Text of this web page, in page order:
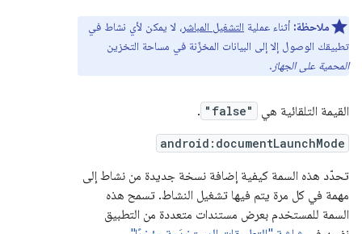
ملاحظة: أثناء عملية التشغيل المباشر، لا يمكن لأي نشاط في
تطبيقك الوصول إلا إلى البيانات المخزّنة في مساحة التخزين
المحمية على الجهاز .
القيمة التلقائية هي "false"
.
android:documentLaunchMode
تحدّد هذه السمة كيفية إضافة نسخة جديدة من نشاط إلى
مهمة في كل مرة يتم فيها تشغيل النشاط. تسمح هذه
السمة للمستخدم بعرض مستندات متعددة من التطبيق